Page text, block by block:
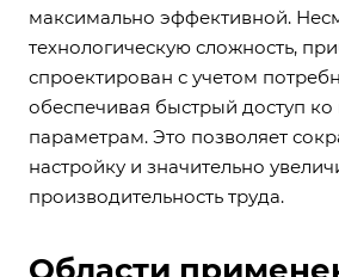
максимально эффективной.
технологическую сложность,
спроектирован с учетом
обеспечивая быстрый доступ
параметрам. Это позволяет
настройку и значительно
производительность труда.